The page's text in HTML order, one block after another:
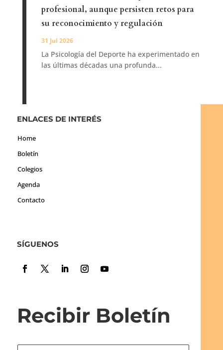
profesional, aunque persisten retos para
su reconocimiento y regulación
31 Jul 2026
La Psicología del Deporte ha experimentado en
las últimas décadas una profunda...
ENLACES DE INTERÉS
Home
Boletín
Colegios
Agenda
Contacto
SÍGUENOS
Recibir Boletín